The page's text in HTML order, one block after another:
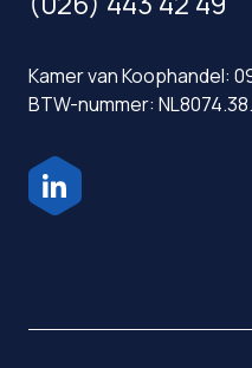
Kamer van Koophandel:
BTW-nummer: